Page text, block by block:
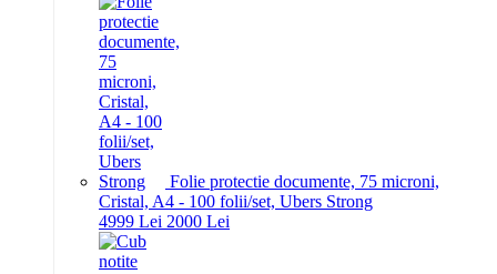
Folie protectie documente, 75 microni,
Cristal, A4 - 100 folii/set, Ubers Strong
4999 Lei 2000 Lei